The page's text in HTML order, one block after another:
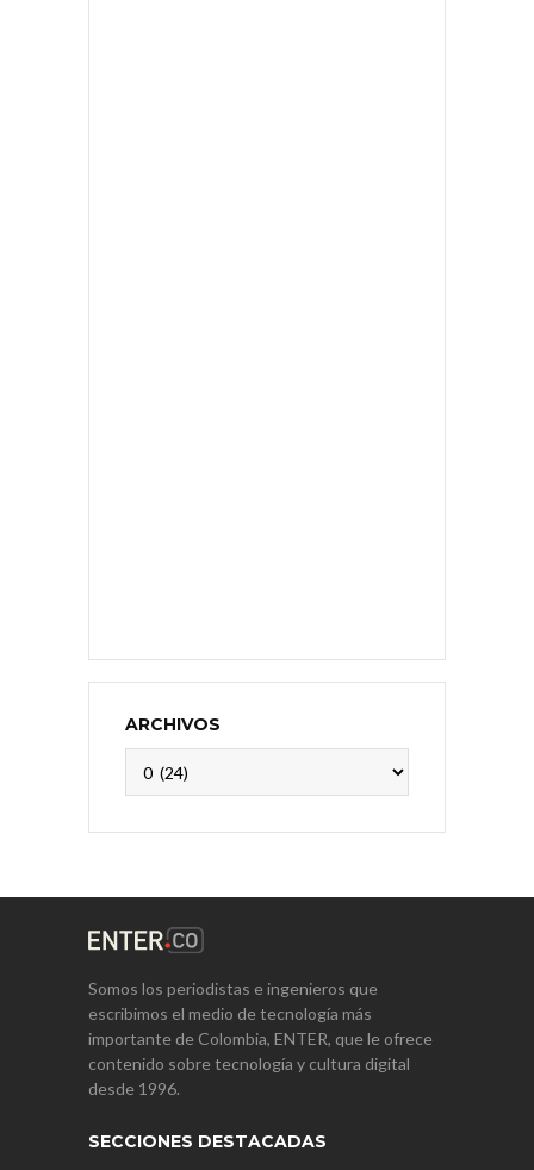
ARCHIVOS
Somos los periodistas e ingenieros que
escribimos el medio de tecnología más
importante de Colombia, ENTER, que le ofrece
contenido sobre tecnología y cultura digital
desde 1996.
SECCIONES DESTACADAS